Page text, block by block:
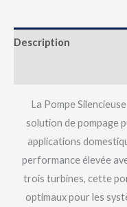
Description
La Pompe
solution de pompage
applications
performance élevée
trois turbines, cette
optimaux pour les